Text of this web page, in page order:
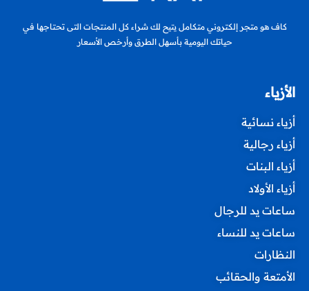
كاف هو متجر إلكتروني متكامل يتيح لك شراء كل المنتجات التى تحتاجها في
حياتك اليومية بأسهل الطرق وأرخص الأسعار
الأزياء
أزياء نسائية
أزياء رجالية
أزياء البنات
أزياء الأولاد
ساعات يد للرجال
ساعات يد للنساء
النظارات
الأمتعة والحقائب